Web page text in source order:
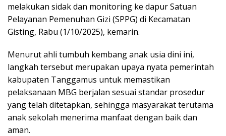
melakukan sidak dan monitoring ke dapur Satuan
Pelayanan Pemenuhan Gizi (SPPG) di Kecamatan
Gisting, Rabu (1/10/2025), kemarin.
Menurut ahli tumbuh kembang anak usia dini ini,
langkah tersebut merupakan upaya nyata pemerintah
kabupaten Tanggamus untuk memastikan
pelaksanaan MBG berjalan sesuai standar prosedur
yang telah ditetapkan, sehingga masyarakat terutama
anak sekolah menerima manfaat dengan baik dan
aman.